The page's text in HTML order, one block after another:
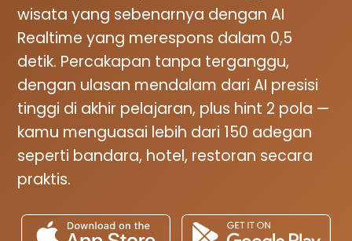
wisata yang sebenarnya dengan AI
Realtime yang merespons dalam 0,5
detik. Percakapan tanpa terganggu,
dengan ulasan mendalam dari AI presisi
tinggi di akhir pelajaran, plus hint 2 pola —
kamu menguasai lebih dari 150 adegan
seperti bandara, hotel, restoran secara
praktis.